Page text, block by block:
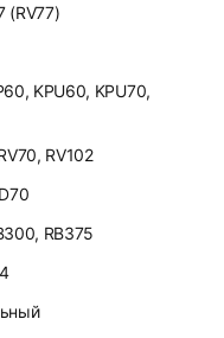
(RV77)
KPU60, KPU70,
RV102
RB375